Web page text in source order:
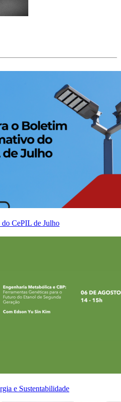
CePIL de Julho
e Sustentabilidade